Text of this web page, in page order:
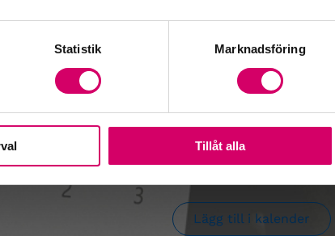
Statistik Marknadsföring
Tillåt alla
Lägg till i kalender